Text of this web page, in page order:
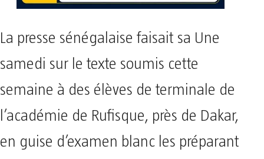
La presse sénégalaise faisait sa Une
samedi sur le texte soumis cette
semaine à des élèves de terminale de
l’académie de Rufisque, près de Dakar,
en guise d’examen blanc les préparant